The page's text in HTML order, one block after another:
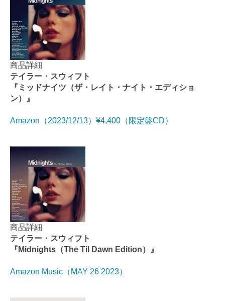
商品詳細
テイラー・スウィフト
『ミッドナイツ（ザ・レイト・ナイト・エディショ
ン）』
Amazon（2023/12/13）¥4,400（限定盤CD）
商品詳細
テイラー・スウィフト
『Midnights（The Til Dawn Edition）』
Amazon Music（MAY 26 2023）